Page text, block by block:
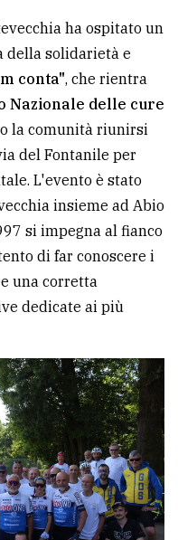
ha ospitato un
della solidarietà e
conta", che rientra
Nazionale delle cure
la comunità riunirsi
del Fontanile per
L'evento è stato
insieme ad Abio
si impegna al fianco
di far conoscere i
una corretta
dedicate ai più